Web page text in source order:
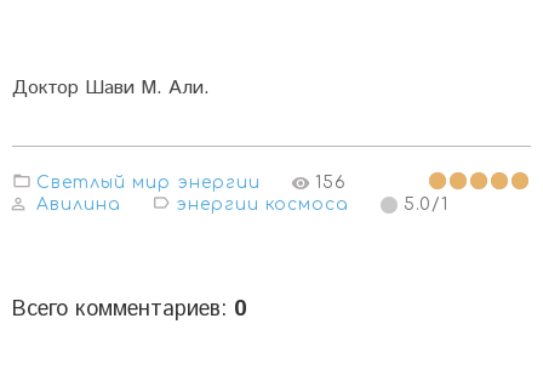
Доктор Шави М. Али.
Светлый мир энергии
156
Авилина
энергии космоса 5.0 /1
Всего комментариев: 0